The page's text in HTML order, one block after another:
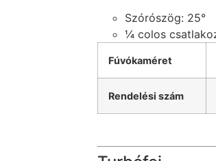
Szórószög: 25°
¼ colos
Fúvókaméret
Rendelési szám